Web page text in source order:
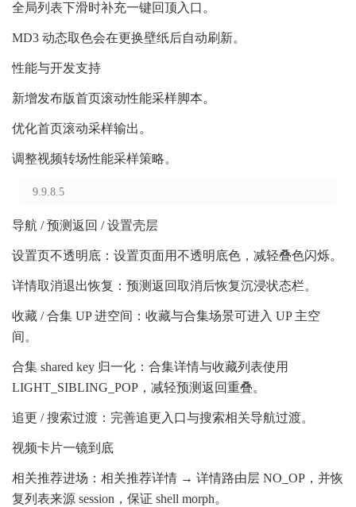
全局列表下滑时补充一键回顶入口。
MD3 动态取色会在更换壁纸后自动刷新。
性能与开发支持
新增发布版首页滚动性能采样脚本。
优化首页滚动采样输出。
调整视频转场性能采样策略。
9.9.8.5
导航 / 预测返回 / 设置壳层
设置页不透明底：设置页面用不透明底色，减轻叠色闪烁。
详情取消退出恢复：预测返回取消后恢复沉浸状态栏。
收藏 / 合集 UP 进空间：收藏与合集场景可进入 UP 主空
间。
合集 shared key 归一化：合集详情与收藏列表使用
LIGHT_SIBLING_POP，减轻预测返回重叠。
追更 / 搜索过渡：完善追更入口与搜索相关导航过渡。
视频卡片一镜到底
相关推荐进场：相关推荐详情 → 详情路由层 NO_OP，并恢
复列表来源 session，保证 shell morph。